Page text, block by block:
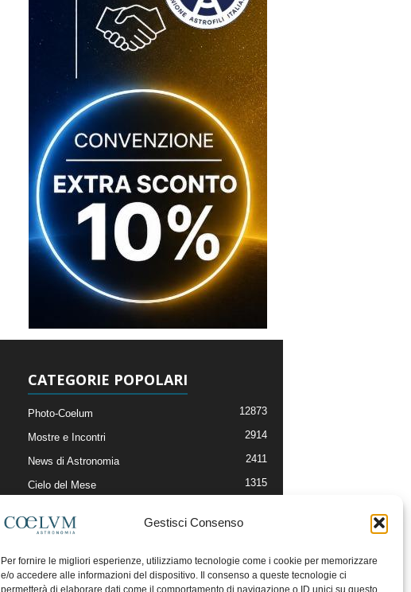
Gestisci Consenso
Per fornire le migliori esperienze, utilizziamo tecnologie come i cookie per memorizzare
e/o accedere alle informazioni del dispositivo. Il consenso a queste tecnologie ci
permetterà di elaborare dati come il comportamento di navigazione o ID unici su questo
CATEGORIE POPOLARI
Photo-Coelum 12873
Mostre e Incontri 2914
News di Astronomia 2411
Cielo del Mese 1315
Articoli e Risorse On-Line
Il Blog della Redazione